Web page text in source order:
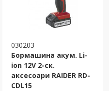
030203
Бормашина акум. Li-
ion 12V 2-ск.
аксесоари RAIDER RD-
CDL15